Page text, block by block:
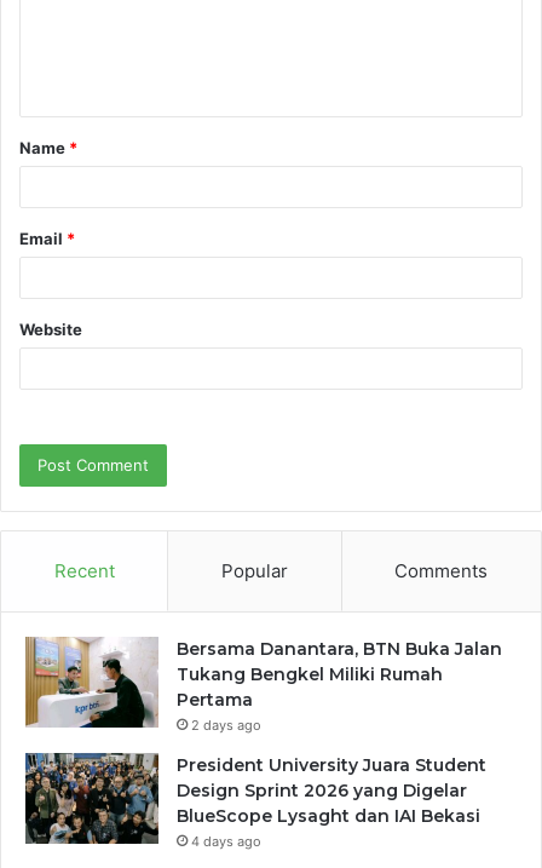
t
*
Name *
Email *
Website
Recent Popular Comments
Bersama Danantara, BTN Buka Jalan
Tukang Bengkel Miliki Rumah
Pertama
2 days ago
President University Juara Student
Design Sprint 2026 yang Digelar
BlueScope Lysaght dan IAI Bekasi
4 days ago